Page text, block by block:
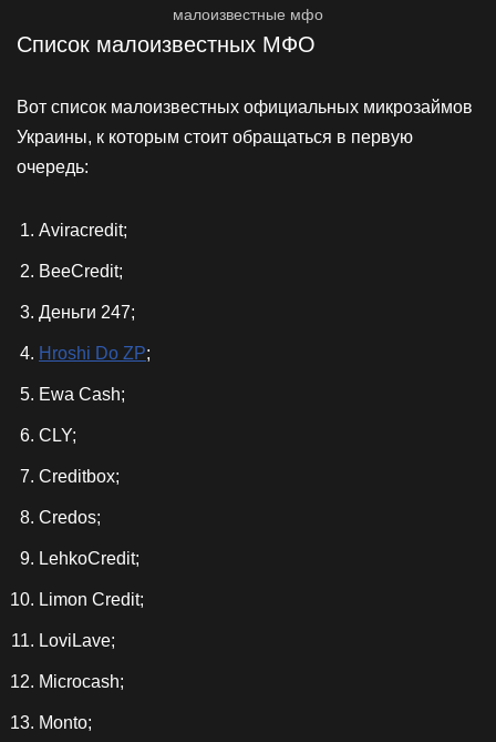
малоизвестные мфо
Список малоизвестных МФО
Вот список малоизвестных официальных микрозаймов
Украины, к которым стоит обращаться в первую
очередь:
Aviracredit;
BeeCredit;
Деньги 247;
Hroshi Do ZP;
Ewa Cash;
CLY;
Creditbox;
Credos;
LehkoCredit;
Limon Credit;
LoviLave;
Microcash;
Monto;